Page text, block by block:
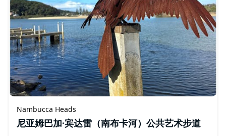
Nambucca Heads
尼亚姆巴加·宾达雷（南布卡河）公共艺术步道